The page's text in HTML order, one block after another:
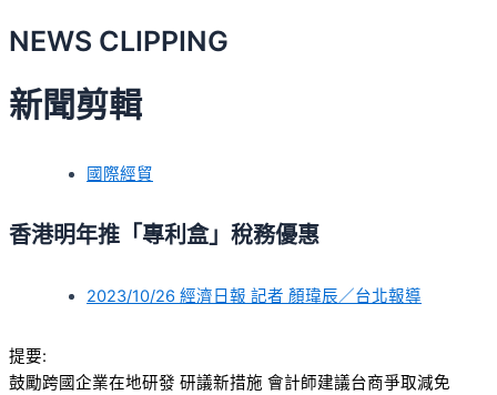
NEWS CLIPPING
新聞剪輯
國際經貿
香港明年推「專利盒」稅務優惠
2023/10/26 經濟日報 記者 顏瑋辰／台北報導
提要:
鼓勵跨國企業在地研發 研議新措施 會計師建議台商爭取減免